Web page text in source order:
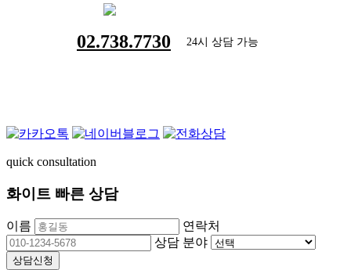
02.738.7730 24시 상담 가능
quick consultation
화이트 빠른 상담
이름
연락처
상담 분야
상담신청